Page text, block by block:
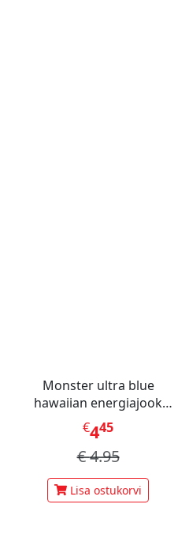
Monster ultra blue
hawaiian energiajook
473ml
€445
€4.95
Lisa ostukorvi